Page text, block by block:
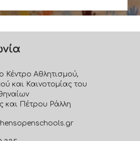
Κέντρο Αθλητισμού,
και Καινοτομίας του
και Πέτρου Ράλλη